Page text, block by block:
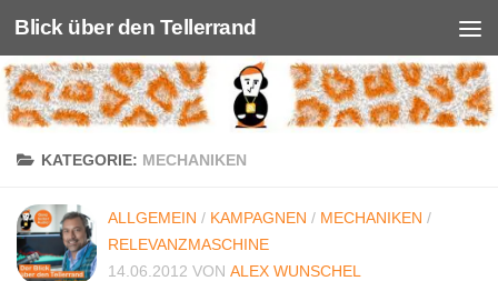
Unter dem Inhalt
Blick über den Tellerrand
KATEGORIE: MECHANIKEN
ALLGEMEIN / KAMPAGNEN / MECHANIKEN /
RELEVANZMASCHINE
14.06.2012 VON ALEX WUNSCHEL